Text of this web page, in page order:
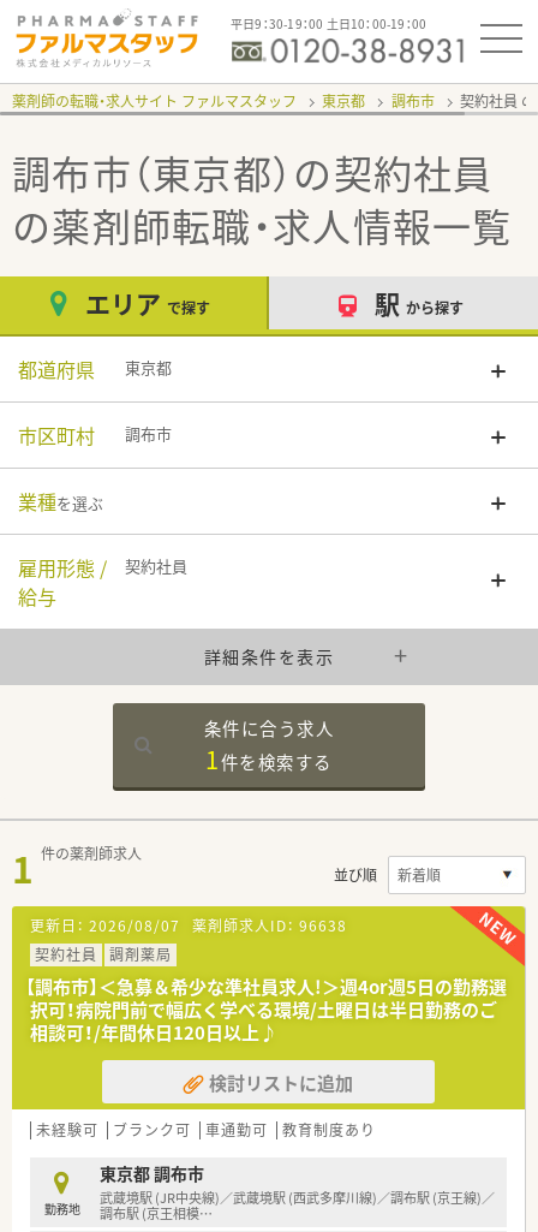
平日9：30-19：00 土日10：00-19：00
薬剤師の転職・求人サイト ファルマスタッフ 東京都 調布市 契約社員
調布市（東京都）の契約社員
の薬剤師転職・求人情報一覧
エリア で探す 駅 から探す
都道府県 東京都
市区町村 調布市
業種を選ぶ
雇用形態 /
給与
契約社員
詳細条件を表示
条件に合う求人
1件を検索する
1 件の薬剤師求人
並び順
更新日： 2026/08/07 薬剤師求人ID： 96638
契約社員
調剤薬局
【調布市】＜急募＆希少な準社員求人!＞週4or週5日の勤務選
択可！病院門前で幅広く学べる環境/土曜日は半日勤務のご
相談可！/年間休日120日以上♪
検討リストに追加
未経験可 ブランク可 車通勤可 教育制度あり
勤務地
東京都 調布市
武蔵境駅 (JR中央線)／武蔵境駅 (西武多摩川線)／調布駅 (京王線)／
調布駅 (京王相模…